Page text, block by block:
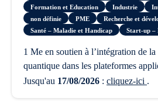
Formation et Education
Industrie
non définie
PME
Recherche et
Santé – Maladie et Handicap
Start-up –
1 Me en soutien à l’intégration de la cryptographie post-
quantique dans les plateformes
Jusqu'au 17/08/2026 : cliquez-ici .